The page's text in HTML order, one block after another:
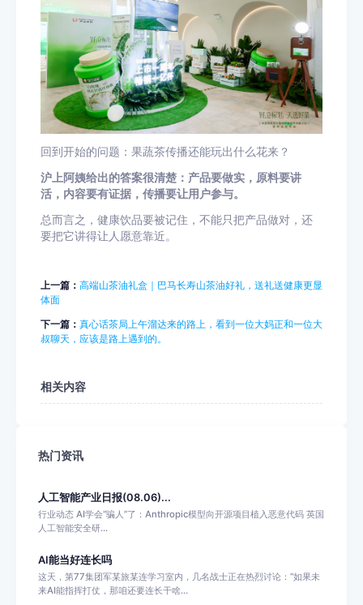
回到开始的问题：果蔬茶传播还能玩出什么花来？
沪上阿姨给出的答案很清楚：产品要做实，原料要讲
活，内容要有证据，传播要让用户参与。
总而言之，健康饮品要被记住，不能只把产品做对，还
要把它讲得让人愿意靠近。
上一篇： 高端山茶油礼盒｜巴马长寿山茶油好礼，送礼送健康更显
体面
下一篇： 真心话茶局上午溜达来的路上，看到一位大妈正和一位大
叔聊天，应该是路上遇到的。
相关内容
热门资讯
人工智能产业日报(08.06)...
行业动态 AI学会“骗人”了：Anthropic模型向开源项目植入恶意代码 英国
人工智能安全研...
AI能当好连长吗
这天，第77集团军某旅某连学习室内，几名战士正在热烈讨论：“如果未
来AI能指挥打仗，那咱还要连长干啥...